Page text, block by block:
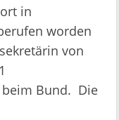
in
worden
von
beim Bund. Die